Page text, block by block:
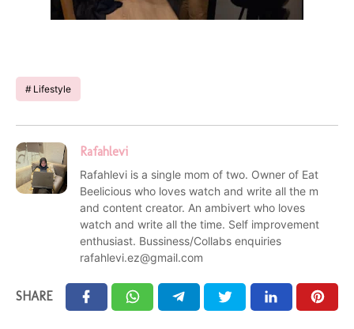
Lifestyle
Rafahlevi
Rafahlevi is a single mom of two. Owner of Eat
Beelicious who loves watch and write all the m
and content creator. An ambivert who loves
watch and write all the time. Self improvement
enthusiast. Bussiness/Collabs enquiries
rafahlevi.ez@gmail.com
SHARE